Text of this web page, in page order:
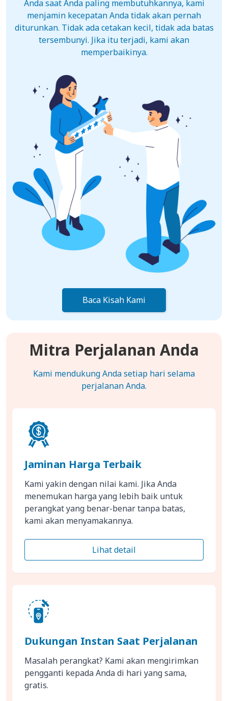
Anda saat Anda paling membutuhkannya, kami
menjamin kecepatan Anda tidak akan pernah
diturunkan. Tidak ada cetakan kecil, tidak ada batas
tersembunyi. Jika itu terjadi, kami akan
memperbaikinya.
Baca Kisah Kami
Mitra Perjalanan Anda
Kami mendukung Anda setiap hari selama
perjalanan Anda.
Jaminan Harga Terbaik
Kami yakin dengan nilai kami. Jika Anda
menemukan harga yang lebih baik untuk
perangkat yang benar-benar tanpa batas,
kami akan menyamakannya.
Lihat detail
Dukungan Instan Saat Perjalanan
Masalah perangkat? Kami akan mengirimkan
pengganti kepada Anda di hari yang sama,
gratis.